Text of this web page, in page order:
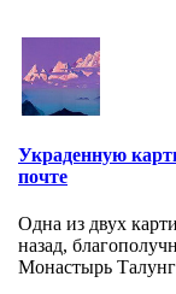
Украденную
почте
Одна из двух
назад,
Монастырь